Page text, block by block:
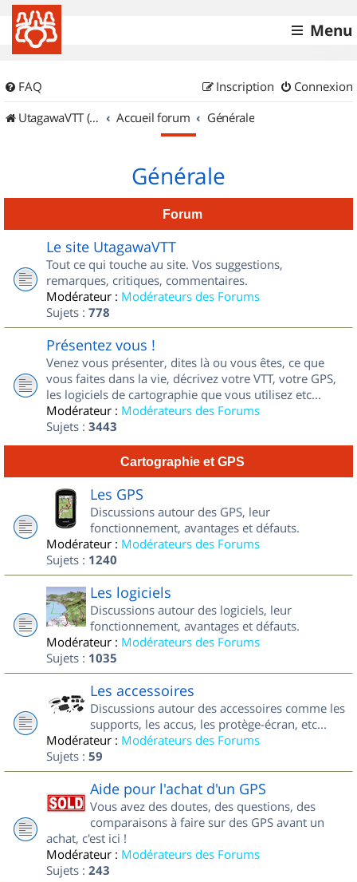
Menu
FAQ Connexion
Inscription
UtagawaVTT (Randos VTT et VTTAE avec traces GPS)
Accueil forum Générale
Générale
Forum
Le site UtagawaVTT
Tout ce qui touche au site. Vos suggestions,
remarques, critiques, commentaires.
Modérateur : Modérateurs des Forums
Sujets : 778
Présentez vous !
Venez vous présenter, dites là ou vous êtes, ce que
vous faites dans la vie, décrivez votre VTT, votre GPS,
les logiciels de cartographie que vous utilisez etc...
Modérateur : Modérateurs des Forums
Sujets : 3443
Cartographie et GPS
Les GPS
Discussions autour des GPS, leur
fonctionnement, avantages et défauts.
Modérateur : Modérateurs des Forums
Sujets : 1240
Les logiciels
Discussions autour des logiciels, leur
fonctionnement, avantages et défauts.
Modérateur : Modérateurs des Forums
Sujets : 1035
Les accessoires
Discussions autour des accessoires comme les
supports, les accus, les protège-écran, etc...
Modérateur : Modérateurs des Forums
Sujets : 59
Aide pour l'achat d'un GPS
Vous avez des doutes, des questions, des
comparaisons à faire sur des GPS avant un
achat, c'est ici !
Modérateur : Modérateurs des Forums
Sujets : 243